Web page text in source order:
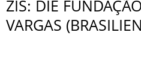
ZIS: DIE
VARGAS